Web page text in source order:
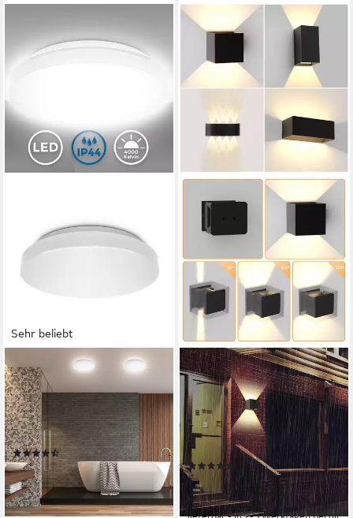
Sehr beliebt
B.K.LICHT
Deckenleuchte LED
Deckenlampe weiß modern
energieeffizient Küche Bad,
Standard, LED fest integriert,
4000K - Neutralweiß,
moderne Badezimmerlampe
Decke Leuchtmittel 10W
900lm 4000K Flur Küche
(160)
ab 22,89 € UVP 27,99 €
-18%
lieferbar - in 3-4 Werktagen bei dir
ZMH
LED Außen-Wandleuchte
Modern Up Down Außen-
Wandleuchte Schlafzimmer
Flur, LED fest integriert,
Warmweiß, für Hauswand
Garten Flur
Produktdatenblatt
(4)
ab 13,85 € 25,99 €
-47%